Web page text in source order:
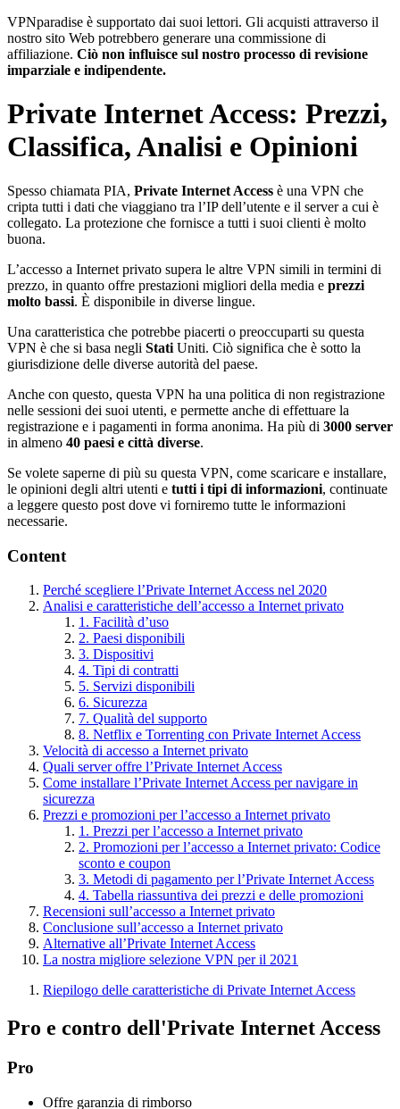
VPNparadise è supportato dai suoi lettori. Gli acquisti attraverso il
nostro sito Web potrebbero generare una commissione di
affiliazione. Ciò non influisce sul nostro processo di revisione
imparziale e indipendente.
Private Internet Access: Prezzi,
Classifica, Analisi e Opinioni
Spesso chiamata PIA, Private Internet Access è una VPN che
cripta tutti i dati che viaggiano tra l’IP dell’utente e il server a cui è
collegato. La protezione che fornisce a tutti i suoi clienti è molto
buona.
L’accesso a Internet privato supera le altre VPN simili in termini di
prezzo, in quanto offre prestazioni migliori della media e prezzi
molto bassi. È disponibile in diverse lingue.
Una caratteristica che potrebbe piacerti o preoccuparti su questa
VPN è che si basa negli Stati Uniti. Ciò significa che è sotto la
giurisdizione delle diverse autorità del paese.
Anche con questo, questa VPN ha una politica di non registrazione
nelle sessioni dei suoi utenti, e permette anche di effettuare la
registrazione e i pagamenti in forma anonima. Ha più di 3000 server
in almeno 40 paesi e città diverse.
Se volete saperne di più su questa VPN, come scaricare e installare,
le opinioni degli altri utenti e tutti i tipi di informazioni, continuate
a leggere questo post dove vi forniremo tutte le informazioni
necessarie.
Content
Perché scegliere l’Private Internet Access nel 2020
Analisi e caratteristiche dell’accesso a Internet privato
1. Facilità d’uso
2. Paesi disponibili
3. Dispositivi
4. Tipi di contratti
5. Servizi disponibili
6. Sicurezza
7. Qualità del supporto
8. Netflix e Torrenting con Private Internet Access
Velocità di accesso a Internet privato
Quali server offre l’Private Internet Access
Come installare l’Private Internet Access per navigare in
sicurezza
Prezzi e promozioni per l’accesso a Internet privato
1. Prezzi per l’accesso a Internet privato
2. Promozioni per l’accesso a Internet privato: Codice
sconto e coupon
3. Metodi di pagamento per l’Private Internet Access
4. Tabella riassuntiva dei prezzi e delle promozioni
Recensioni sull’accesso a Internet privato
Conclusione sull’accesso a Internet privato
Alternative all’Private Internet Access
La nostra migliore selezione VPN per il 2021
Riepilogo delle caratteristiche di Private Internet Access
Pro e contro dell'Private Internet Access
Pro
Offre garanzia di rimborso